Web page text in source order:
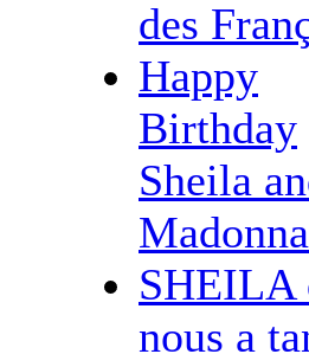
des
Happy
Birthday
Sheila
Madonna
SHEILA
nous a